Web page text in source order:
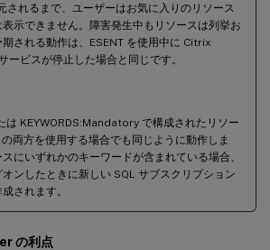
されるまで、ユーザーはお気に入りのリソース
示できません。障害発生中もリソースは列挙お
される動作は、ESENT を使用中に Citrix
ビスが停止した場合と同じです。
は KEYWORDS:Mandatory で構成されたリソー
両方を使用する場合でも同じように動作しま
にいずれかのキーワードが含まれている場合、
ンしたときに新しい SQL サブスクリプション
されます。
の利点